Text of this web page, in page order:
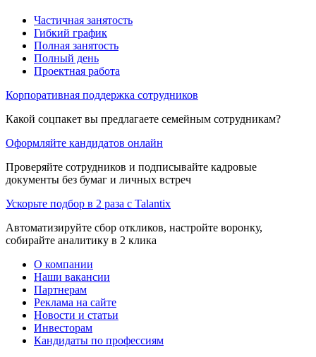
Частичная занятость
Гибкий график
Полная занятость
Полный день
Проектная работа
Корпоративная поддержка сотрудников
Какой соцпакет вы предлагаете семейным сотрудникам?
Оформляйте кандидатов онлайн
Проверяйте сотрудников и подписывайте кадровые
документы без бумаг и личных встреч
Ускорьте подбор в 2 раза с Talantix
Автоматизируйте сбор откликов, настройте воронку,
собирайте аналитику в 2 клика
О компании
Наши вакансии
Партнерам
Реклама на сайте
Новости и статьи
Инвесторам
Кандидаты по профессиям